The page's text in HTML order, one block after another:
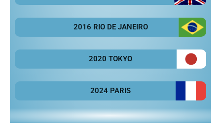
2016 RIO DE JANEIRO
2020 TOKYO
2024 PARIS